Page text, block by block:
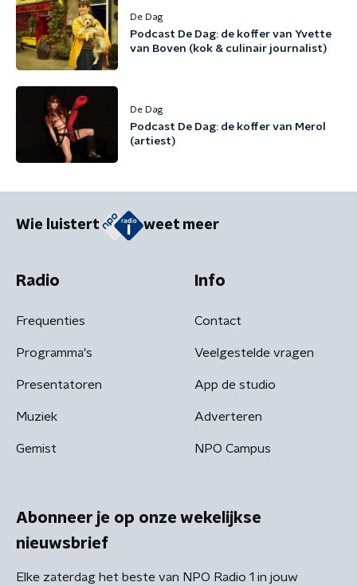
De Dag
Podcast De Dag: de koffer van Yvette
van Boven (kok & culinair journalist)
De Dag
Podcast De Dag: de koffer van Merol
(artiest)
Wie luistert weet meer
Radio
Frequenties
Programma's
Presentatoren
Muziek
Gemist
Info
Contact
Veelgestelde vragen
App de studio
Adverteren
NPO Campus
Abonneer je op onze wekelijkse
nieuwsbrief
Elke zaterdag het beste van NPO Radio 1 in jouw